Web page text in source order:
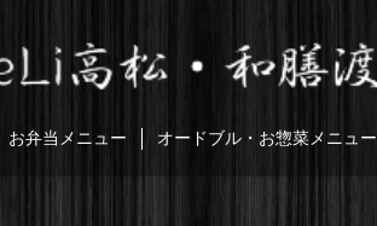
お弁当メニュー オードブル・お惣菜メニュー